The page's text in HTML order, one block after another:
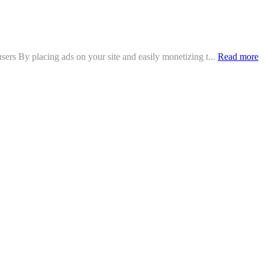
By placing ads on your site and easily monetizing t... Read more